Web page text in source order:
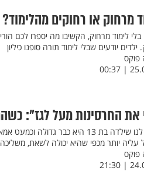
מרחוק או רחוקים
לימוד מרחוק, הקשיבו מה יספרו לכם
ילדים יודעים שבלי לימוד תורה סופנו כיליון
פוקס
את החרסינות מעל לגז":
נראה לנו שילדה בת 13 היא כבר
עליה יותר מכפי שהיא יכולה לשאת,
פוקס